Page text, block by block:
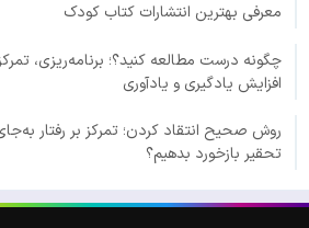
معرفی بهترین انتشارات کتاب کودک
چگونه درست مطالعه کنید؟؛ برنامه‌ریزی،
افزایش یادگیری و یادآوری
روش صحیح انتقاد کردن؛ تمرکز بر رفتار
تحقیر بازخورد بدهیم؟